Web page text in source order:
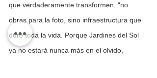
que verdaderamente transformen, “no
obras para la foto, sino infraestructura que
dure toda la vida. Porque Jardines del Sol
ya no estará nunca más en el olvido,